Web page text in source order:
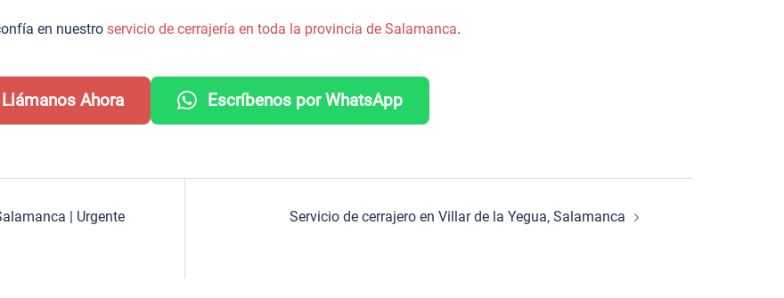
en nuestro servicio de cerrajería en toda la provincia de Salamanca.
Llámanos Ahora Escríbenos por WhatsApp
| Urgente
Servicio de cerrajero en Villar de la Yegua, Salamanca